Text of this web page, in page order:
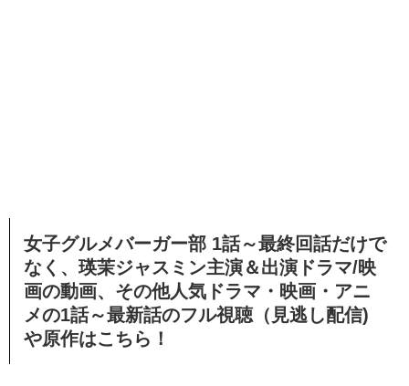
女子グルメバーガー部 1話～最終回話だけで
なく、瑛茉ジャスミン主演＆出演ドラマ/映
画の動画、その他人気ドラマ・映画・アニ
メの1話～最新話のフル視聴（見逃し配信)
や原作はこちら！